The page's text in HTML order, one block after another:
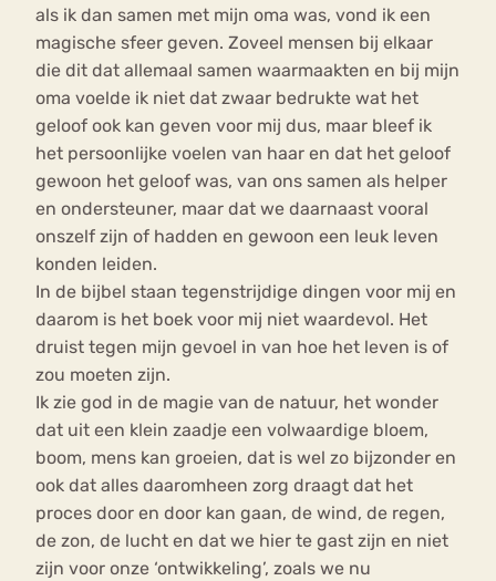
als ik dan samen met mijn oma was, vond ik een
magische sfeer geven. Zoveel mensen bij elkaar
die dit dat allemaal samen waarmaakten en bij mijn
oma voelde ik niet dat zwaar bedrukte wat het
geloof ook kan geven voor mij dus, maar bleef ik
het persoonlijke voelen van haar en dat het geloof
gewoon het geloof was, van ons samen als helper
en ondersteuner, maar dat we daarnaast vooral
onszelf zijn of hadden en gewoon een leuk leven
konden leiden.
In de bijbel staan tegenstrijdige dingen voor mij en
daarom is het boek voor mij niet waardevol. Het
druist tegen mijn gevoel in van hoe het leven is of
zou moeten zijn.
Ik zie god in de magie van de natuur, het wonder
dat uit een klein zaadje een volwaardige bloem,
boom, mens kan groeien, dat is wel zo bijzonder en
ook dat alles daaromheen zorg draagt dat het
proces door en door kan gaan, de wind, de regen,
de zon, de lucht en dat we hier te gast zijn en niet
zijn voor onze ‘ontwikkeling’, zoals we nu